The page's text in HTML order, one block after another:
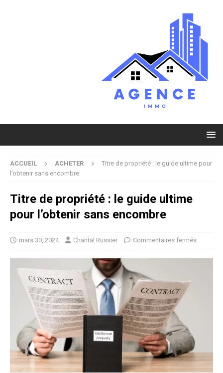
ACCUEIL ACHETER
Titre de propriété : le guide ultime pour
l’obtenir sans encombre
Titre de propriété : le guide ultime
pour l’obtenir sans encombre
mars 30, 2024 Chantal Russier Commentaires fermés